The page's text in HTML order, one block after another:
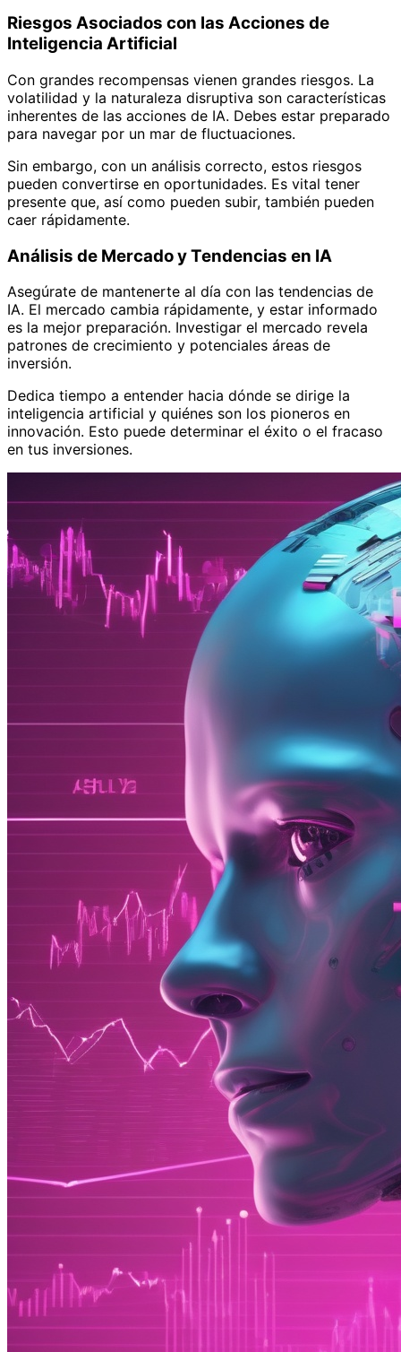
Riesgos Asociados con las Acciones de
Inteligencia Artificial
Con grandes recompensas vienen grandes riesgos. La
volatilidad y la naturaleza disruptiva son características
inherentes de las acciones de IA. Debes estar preparado
para navegar por un mar de fluctuaciones.
Sin embargo, con un análisis correcto, estos riesgos
pueden convertirse en oportunidades. Es vital tener
presente que, así como pueden subir, también pueden
caer rápidamente.
Análisis de Mercado y Tendencias en IA
Asegúrate de mantenerte al día con las tendencias de
IA. El mercado cambia rápidamente, y estar informado
es la mejor preparación. Investigar el mercado revela
patrones de crecimiento y potenciales áreas de
inversión.
Dedica tiempo a entender hacia dónde se dirige la
inteligencia artificial y quiénes son los pioneros en
innovación. Esto puede determinar el éxito o el fracaso
en tus inversiones.